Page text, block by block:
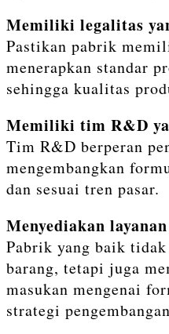
Memiliki legalitas
Pastikan pabrik
menerapkan standar
sehingga kualitas
Memiliki tim R&D
Tim R&D berperan
mengembangkan
dan sesuai tren pasar.
Menyediakan
Pabrik yang baik
barang, tetapi juga
masukan mengenai
strategi